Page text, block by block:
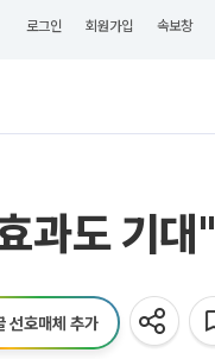
로그인 회원가입 속보창
과도 기대"
선호매체 추가